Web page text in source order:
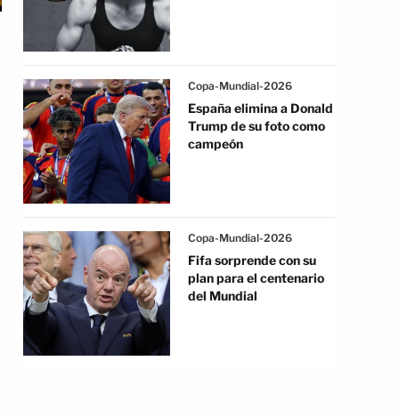
Copa-Mundial-2026
España elimina a Donald
Trump de su foto como
campeón
Copa-Mundial-2026
Fifa sorprende con su
plan para el centenario
del Mundial